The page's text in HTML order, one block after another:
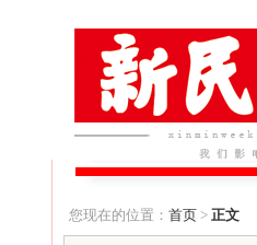
您现在的位置： 首页> 正文